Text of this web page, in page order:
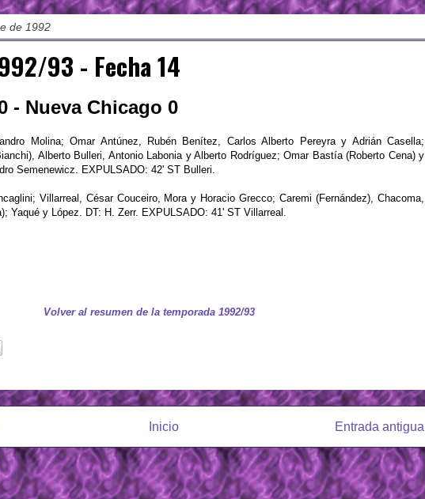
de 1992
93 - Fecha 14
- Nueva Chicago 0
Molina; Omar Antúnez, Rubén Benítez, Carlos Alberto Pereyra y Adrián Casella;
Alberto Bulleri, Antonio Labonia y Alberto Rodríguez; Omar Bastía (Roberto Cena) y
Semenewicz. EXPULSADO: 42' ST Bulleri.
Villarreal, César Couceiro, Mora y Horacio Grecco; Caremi (Fernández), Chacoma,
Yaqué y López. DT: H. Zerr. EXPULSADO: 41' ST Villarreal.
Volver al resumen de la temporada 1992/93
Entrada antigua
Inicio